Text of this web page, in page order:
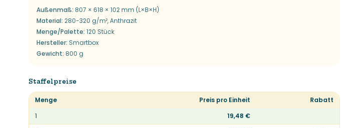
Außenmaß: 807 × 618 × 102 mm (L×B×H)
Material: 280-320 g/m², Anthrazit
Menge/Palette: 120 Stück
Hersteller: Smartbox
Gewicht: 800 g
Staffelpreise
Menge Preis pro Einheit
Rabatt
1
19,48 €